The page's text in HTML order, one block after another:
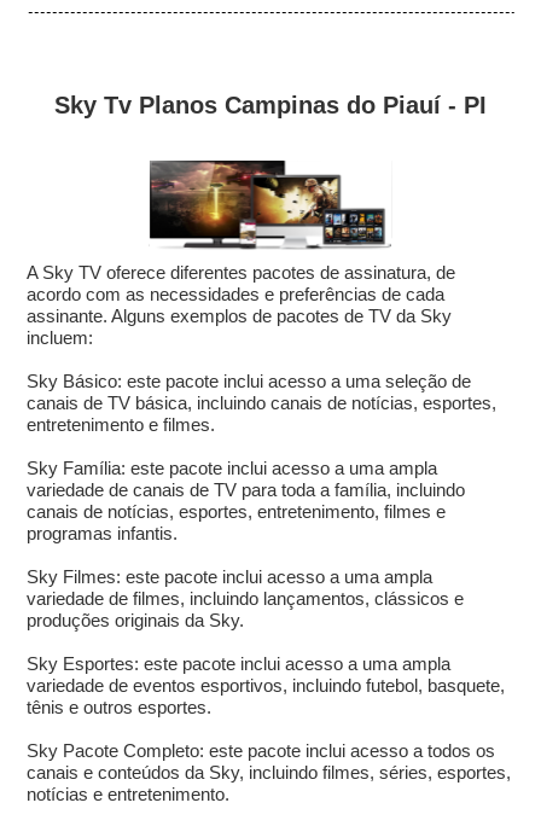
Sky Tv Planos Campinas do Piauí - PI
A Sky TV oferece diferentes pacotes de assinatura, de
acordo com as necessidades e preferências de cada
assinante. Alguns exemplos de pacotes de TV da Sky
incluem:
Sky Básico: este pacote inclui acesso a uma seleção de
canais de TV básica, incluindo canais de notícias, esportes,
entretenimento e filmes.
Sky Família: este pacote inclui acesso a uma ampla
variedade de canais de TV para toda a família, incluindo
canais de notícias, esportes, entretenimento, filmes e
programas infantis.
Sky Filmes: este pacote inclui acesso a uma ampla
variedade de filmes, incluindo lançamentos, clássicos e
produções originais da Sky.
Sky Esportes: este pacote inclui acesso a uma ampla
variedade de eventos esportivos, incluindo futebol, basquete,
tênis e outros esportes.
Sky Pacote Completo: este pacote inclui acesso a todos os
canais e conteúdos da Sky, incluindo filmes, séries, esportes,
notícias e entretenimento.